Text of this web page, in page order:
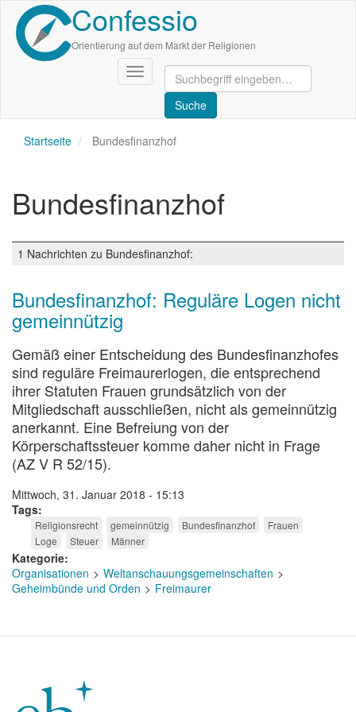
Direkt
zum
Inhalt
Confessio
Orientierung auf dem Markt der Religionen
Navigation
aktivieren/deaktivieren
Startseite Bundesfinanzhof
Bundesfinanzhof
1 Nachrichten zu Bundesfinanzhof:
Bundesfinanzhof: Reguläre Logen nicht
gemeinnützig
Gemäß einer Entscheidung des Bundesfinanzhofes
sind reguläre Freimaurerlogen, die entsprechend
ihrer Statuten Frauen grundsätzlich von der
Mitgliedschaft ausschließen, nicht als gemeinnützig
anerkannt. Eine Befreiung von der
Körperschaftssteuer komme daher nicht in Frage
(AZ V R 52/15).
Mittwoch, 31. Januar 2018 - 15:13
Tags
Religionsrecht gemeinnützig Bundesfinanzhof
Frauen
Loge
Steuer Männer
Kategorie
Organisationen
Weltanschauungsgemeinschaften
Geheimbünde und Orden
Freimaurer